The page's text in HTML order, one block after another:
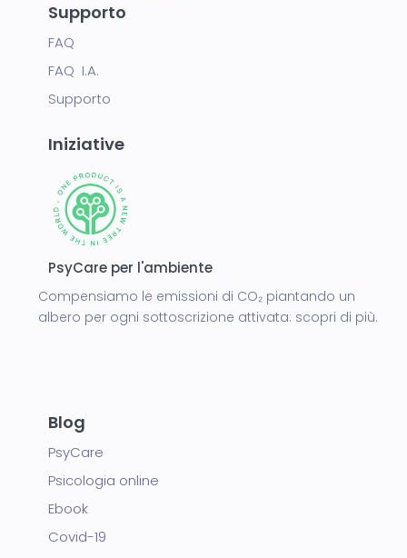
Supporto
FAQ
FAQ I.A.
Supporto
Iniziative
PsyCare per l'ambiente
Compensiamo le emissioni di CO₂ piantando un
albero per ogni sottoscrizione attivata: scopri di più.
Blog
PsyCare
Psicologia online
Ebook
Covid-19